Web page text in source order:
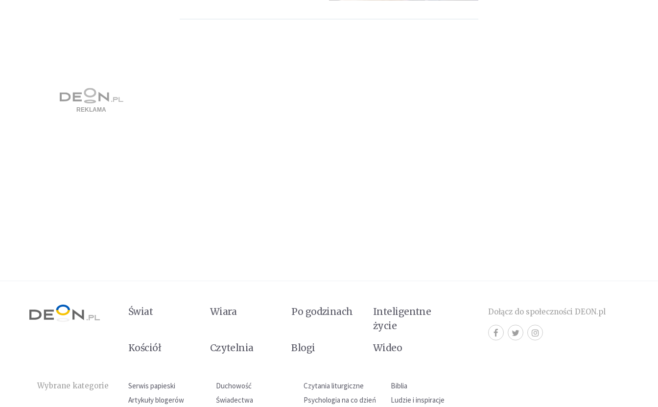
Świat Wiara Po godzinach
Inteligentne
życie
Kościół
Czytelnia Blogi Wideo
Wybrane kategorie Serwis papieski Duchowość Czytania liturgiczne
Biblia
Artykuły blogerów
Świadectwa Psychologia na co dzień Ludzie i inspiracje
Dołącz do społeczności DEON.pl